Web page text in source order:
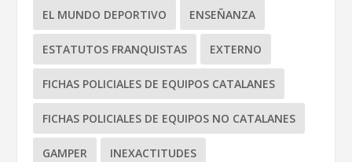
EL MUNDO DEPORTIVO ENSEÑANZA
ESTATUTOS FRANQUISTAS EXTERNO
FICHAS POLICIALES DE EQUIPOS CATALANES
FICHAS POLICIALES DE EQUIPOS NO CATALANES
GAMPER INEXACTITUDES